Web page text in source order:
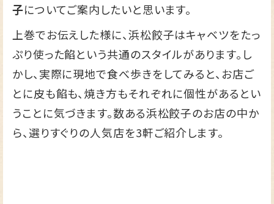
子についてご案内したいと思います。
上巻でお伝えした様に、浜松餃子はキャベツをたっ
ぷり使った餡という共通のスタイルがあります。し
かし、実際に現地で食べ歩きをしてみると、お店ご
とに皮も餡も、焼き方もそれぞれに個性があるとい
うことに気づきます。数ある浜松餃子のお店の中か
ら、選りすぐりの人気店を3軒ご紹介します。